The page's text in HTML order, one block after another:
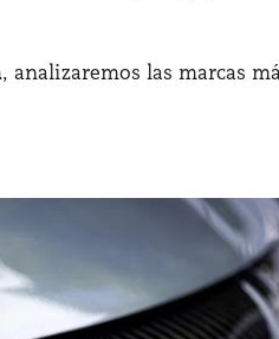
, analizaremos las marcas